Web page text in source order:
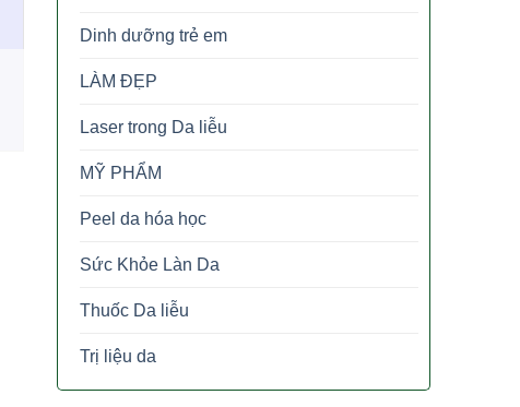
Dinh dưỡng trẻ em
LÀM ĐẸP
Laser trong Da liễu
MỸ PHẨM
Peel da hóa học
Sức Khỏe Làn Da
Thuốc Da liễu
Trị liệu da